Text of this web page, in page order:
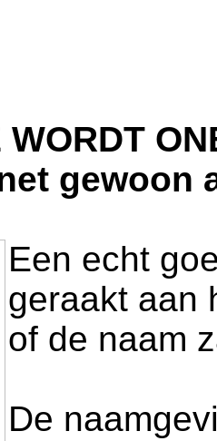
gewoon
Een echt
geraakt aan
of de naam
De